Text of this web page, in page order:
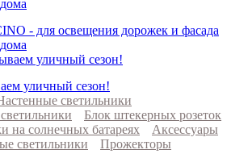
- для освещения дорожек и фасада
уличный сезон!
светильники
Блок штекерных розеток
на солнечных батареях
Аксессуары
светильники
Прожекторы